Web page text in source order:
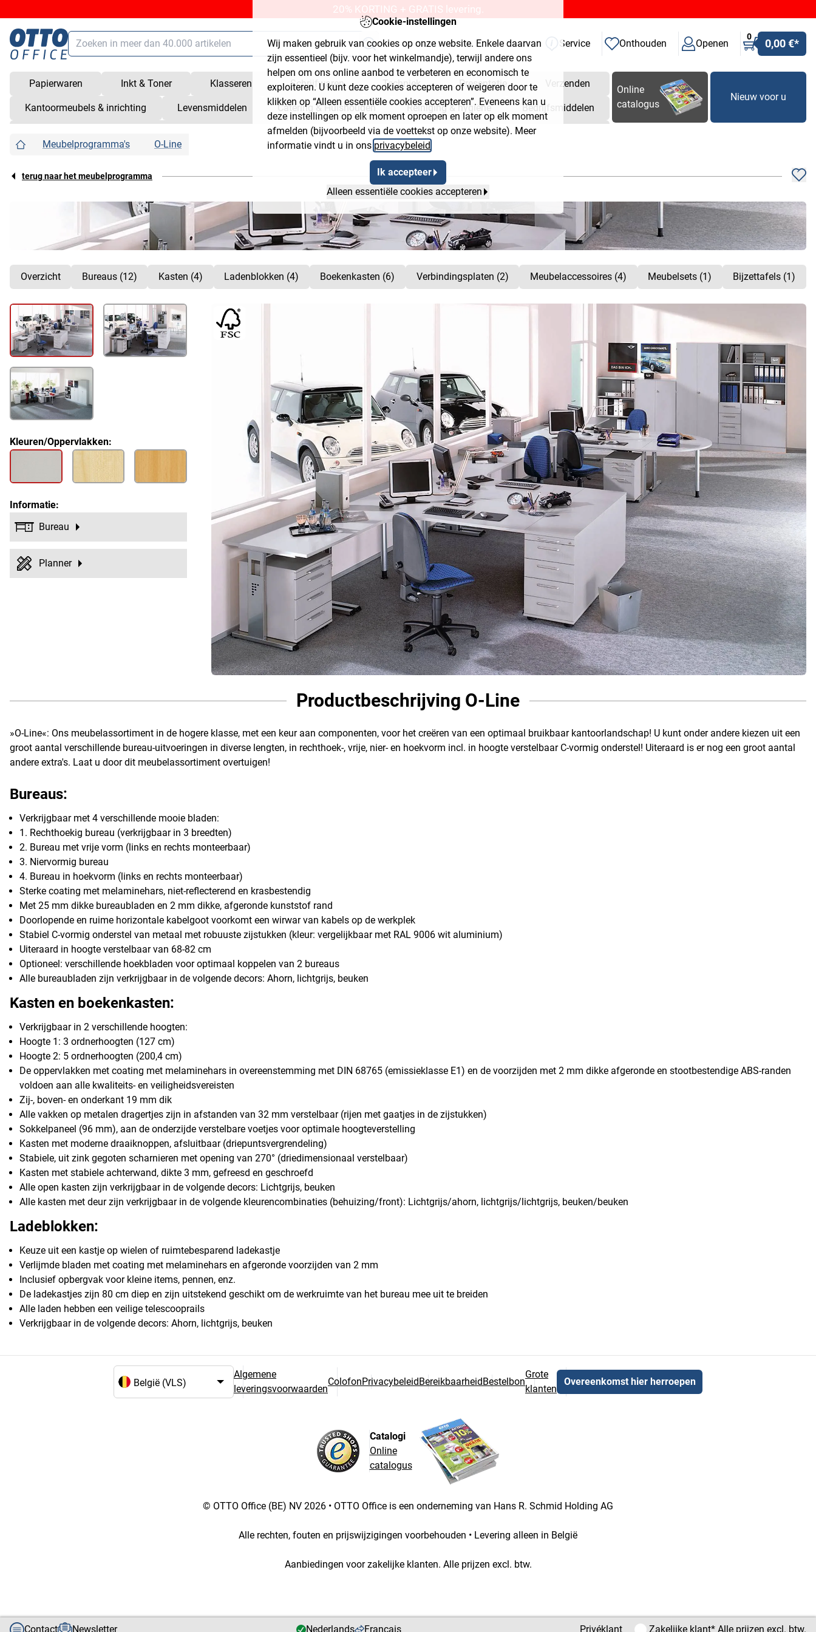
Cookie-instellingen
Wij maken gebruik van cookies op onze website. Enkele daarvan
zijn essentieel (bijv. voor het winkelmandje), terwijl andere ons
helpen om ons online aanbod te verbeteren en economisch te
exploiteren. U kunt deze cookies accepteren of weigeren door te
klikken op “Alleen essentiële cookies accepteren”. Eveneens kan u
deze instellingen op elk moment oproepen en later op elk moment
afmelden (bijvoorbeeld via de voettekst op onze website). Meer
informatie vindt u in ons privacybeleid
Ik accepteer
Alleen essentiële cookies accepteren
Hoofdinhoud (navigatie overslaan)
Zoeken
/
Winkelmandje
shift + alt +
Snelkoppelingen openen/sluiten
shift + alt + Z
20% KORTING + GRATIS levering.
Zoeken
Service Onthouden Openen
0
0,00 €*
Papierwaren Inkt & Toner Klasseren Schrijfwaren Techniek Presentatie Verzenden
Kantoormeubels & inrichting Levensmiddelen Catering & Huishouden Reiniging & hygiëne Bedrijfsmiddelen
Werkplaats & bouwmarkt
Online
catalogus
Nieuw voor u
Meubelprogramma's O-Line
terug naar het meubelprogramma O-Line
Overzicht Bureaus (12) Kasten (4) Ladenblokken (4) Boekenkasten (6) Verbindingsplaten (2) Meubelaccessoires (4) Meubelsets (1) Bijzettafels (1)
Kleuren/Oppervlakken:
Informatie:
Bureau
Planner
Productbeschrijving O-Line
»O-Line«: Ons meubelassortiment in de hogere klasse, met een keur aan componenten, voor het creëren van een optimaal bruikbaar kantoorlandschap! U kunt onder andere kiezen uit een
groot aantal verschillende bureau-uitvoeringen in diverse lengten, in rechthoek-, vrije, nier- en hoekvorm incl. in hoogte verstelbaar C-vormig onderstel! Uiteraard is er nog een groot aantal
andere extra's. Laat u door dit meubelassortiment overtuigen!
Bureaus:
Verkrijgbaar met 4 verschillende mooie bladen:
1. Rechthoekig bureau (verkrijgbaar in 3 breedten)
2. Bureau met vrije vorm (links en rechts monteerbaar)
3. Niervormig bureau
4. Bureau in hoekvorm (links en rechts monteerbaar)
Sterke coating met melaminehars, niet-reflecterend en krasbestendig
Met 25 mm dikke bureaubladen en 2 mm dikke, afgeronde kunststof rand
Doorlopende en ruime horizontale kabelgoot voorkomt een wirwar van kabels op de werkplek
Stabiel C-vormig onderstel van metaal met robuuste zijstukken (kleur: vergelijkbaar met RAL 9006 wit aluminium)
Uiteraard in hoogte verstelbaar van 68-82 cm
Optioneel: verschillende hoekbladen voor optimaal koppelen van 2 bureaus
Alle bureaubladen zijn verkrijgbaar in de volgende decors: Ahorn, lichtgrijs, beuken
Kasten en boekenkasten:
Verkrijgbaar in 2 verschillende hoogten:
Hoogte 1: 3 ordnerhoogten (127 cm)
Hoogte 2: 5 ordnerhoogten (200,4 cm)
De oppervlakken met coating met melaminehars in overeenstemming met DIN 68765 (emissieklasse E1) en de voorzijden met 2 mm dikke afgeronde en stootbestendige ABS-randen
voldoen aan alle kwaliteits- en veiligheidsvereisten
Zij-, boven- en onderkant 19 mm dik
Alle vakken op metalen dragertjes zijn in afstanden van 32 mm verstelbaar (rijen met gaatjes in de zijstukken)
Sokkelpaneel (96 mm), aan de onderzijde verstelbare voetjes voor optimale hoogteverstelling
Kasten met moderne draaiknoppen, afsluitbaar (driepuntsvergrendeling)
Stabiele, uit zink gegoten scharnieren met opening van 270° (driedimensionaal verstelbaar)
Kasten met stabiele achterwand, dikte 3 mm, gefreesd en geschroefd
Alle open kasten zijn verkrijgbaar in de volgende decors: Lichtgrijs, beuken
Alle kasten met deur zijn verkrijgbaar in de volgende kleurencombinaties (behuizing/front): Lichtgrijs/ahorn, lichtgrijs/lichtgrijs, beuken/beuken
Ladeblokken:
Keuze uit een kastje op wielen of ruimtebesparend ladekastje
Verlijmde bladen met coating met melaminehars en afgeronde voorzijden van 2 mm
Inclusief opbergvak voor kleine items, pennen, enz.
De ladekastjes zijn 80 cm diep en zijn uitstekend geschikt om de werkruimte van het bureau mee uit te breiden
Alle laden hebben een veilige telescooprails
Verkrijgbaar in de volgende decors: Ahorn, lichtgrijs, beuken
Algemene
leveringsvoorwaarden
ColofonPrivacybeleid Bereikbaarheid Bestelbon
Grote
klanten
Overeenkomst hier herroepen
Catalogi
Online
catalogus
© OTTO Office (BE) NV 2026 • OTTO Office is een onderneming van Hans R. Schmid Holding AG
Alle rechten, fouten en prijswijzigingen voorbehouden • Levering alleen in België
Aanbiedingen voor zakelijke klanten. Alle prijzen excl. btw.
Contact Newsletter Nederlands Français PrivéklantPrivéklant / Zakelijke klant
Zakelijke klant* Alle prijzen excl. btw.